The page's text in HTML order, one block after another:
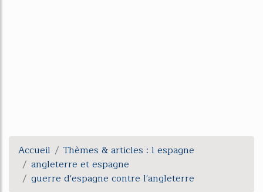
Accueil
Thèmes & articles : l espagne
angleterre et espagne
guerre d'espagne contre l'angleterre